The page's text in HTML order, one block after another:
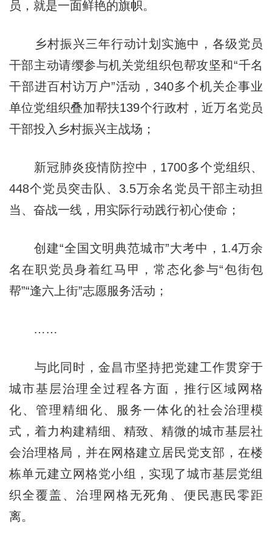
员，就是一面鲜艳的旗帜。
乡村振兴三年行动计划实施中，各级党员
干部主动请缨参与机关党组织包帮攻坚和“千名
干部进百村访万户”活动，340多个机关企事业
单位党组织叠加帮扶139个行政村，近万名党员
干部投入乡村振兴主战场；
新冠肺炎疫情防控中，1700多个党组织、
448个党员突击队、3.5万余名党员干部主动担
当、奋战一线，用实际行动践行初心使命；
创建“全国文明典范城市”大考中，1.4万余
名在职党员身着红马甲，常态化参与“包街包
帮”“逢六上街”志愿服务活动；
……
与此同时，金昌市坚持把党建工作贯穿于
城市基层治理全过程各方面，推行区域网格
化、管理精细化、服务一体化的社会治理模
式，着力构建精细、精致、精微的城市基层社
会治理格局，并在网格建立居民党支部，在楼
栋单元建立网格党小组，实现了城市基层党组
织全覆盖、治理网格无死角、便民惠民零距
离。